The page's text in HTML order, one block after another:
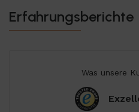
Erfahrungsberichte
Was unsere